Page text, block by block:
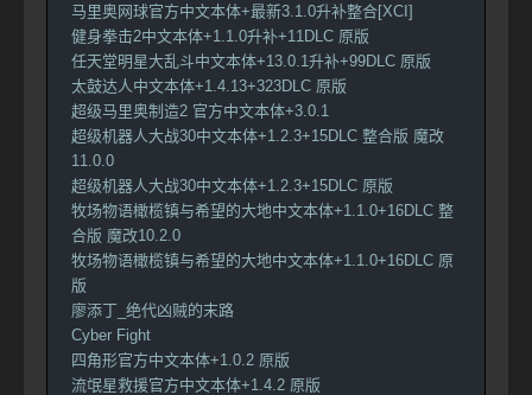
马里奥网球官方中文本体+最新3.1.0升补整合[XCI]
健身拳击2中文本体+1.1.0升补+11DLC 原版
任天堂明星大乱斗中文本体+13.0.1升补+99DLC 原版
太鼓达人中文本体+1.4.13+323DLC 原版
超级马里奥制造2 官方中文本体+3.0.1
超级机器人大战30中文本体+1.2.3+15DLC 整合版 魔改
11.0.0
超级机器人大战30中文本体+1.2.3+15DLC 原版
牧场物语橄榄镇与希望的大地中文本体+1.1.0+16DLC 整
合版 魔改10.2.0
牧场物语橄榄镇与希望的大地中文本体+1.1.0+16DLC 原
版
廖添丁_绝代凶贼的末路
Cyber Fight
四角形官方中文本体+1.0.2 原版
流氓星救援官方中文本体+1.4.2 原版